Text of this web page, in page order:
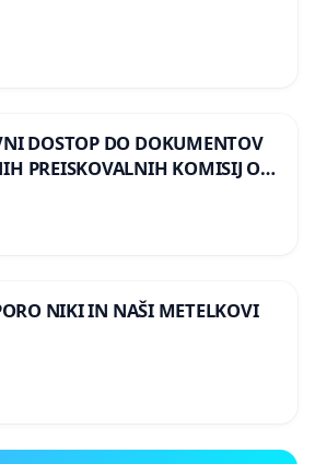
DOSTOP DO DOKUMENTOV
PREISKOVALNIH KOMISIJ O
Z OROŽJEM
NIKI IN NAŠI METELKOVI